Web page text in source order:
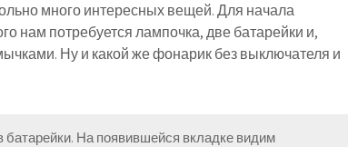
много интересных вещей. Для начала
нам потребуется лампочка, две батарейки и,
Ну и какой же фонарик без выключателя и
На появившейся вкладке видим